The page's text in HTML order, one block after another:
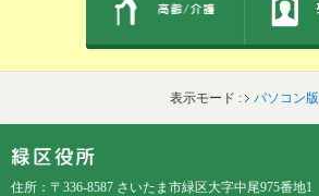
表示モード : パソコン版
住所：〒336-8587 さいたま市緑区大字中尾975番地1